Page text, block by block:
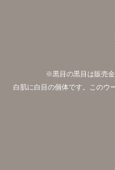
※黒目の黒目は販売
白肌に白目の個体です。このウ